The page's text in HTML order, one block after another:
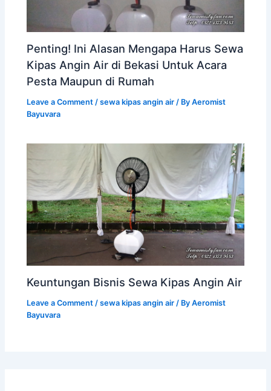
Penting! Ini Alasan Mengapa Harus Sewa
Kipas Angin Air di Bekasi Untuk Acara
Pesta Maupun di Rumah
Leave a Comment /sewa kipas angin air / ByAeromist
Bayuvara
Keuntungan Bisnis Sewa Kipas Angin Air
Leave a Comment /sewa kipas angin air / ByAeromist
Bayuvara